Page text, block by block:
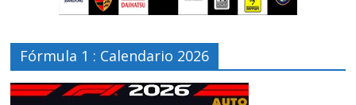
Fórmula 1 : Calendario 2026